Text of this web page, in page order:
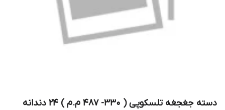
دسته جغجغه تلسکوپی ( 330- 487 م.م ) 24 دندانه